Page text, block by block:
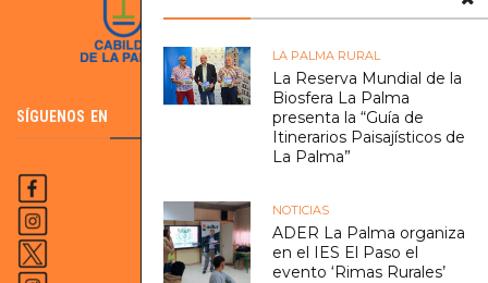
LA PALMA RURAL
La Reserva Mundial de la
Biosfera La Palma
presenta la “Guía de
Itinerarios Paisajísticos de
La Palma”
NOTICIAS
ADER La Palma organiza
en el IES El Paso el
evento ‘Rimas Rurales’
SÍGUENOS EN